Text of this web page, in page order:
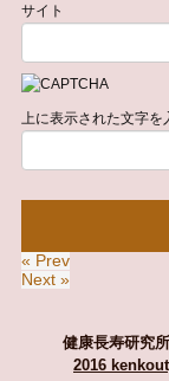
サイト
上に表示された文字を
« Prev
Next »
健康長寿研究
2016